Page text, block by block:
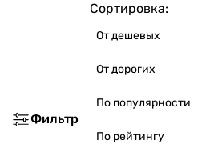
Фильтр
Сортировка:
От дешевых
От дорогих
По популярности
По рейтингу